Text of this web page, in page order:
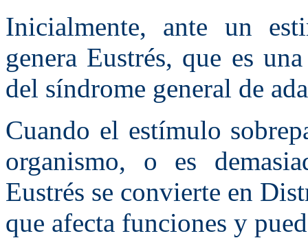
Inicialmente, ante un
genera Eustrés, que es
del síndrome general de
Cuando el estímulo
organismo, o es
Eustrés se convierte en
que afecta funciones y